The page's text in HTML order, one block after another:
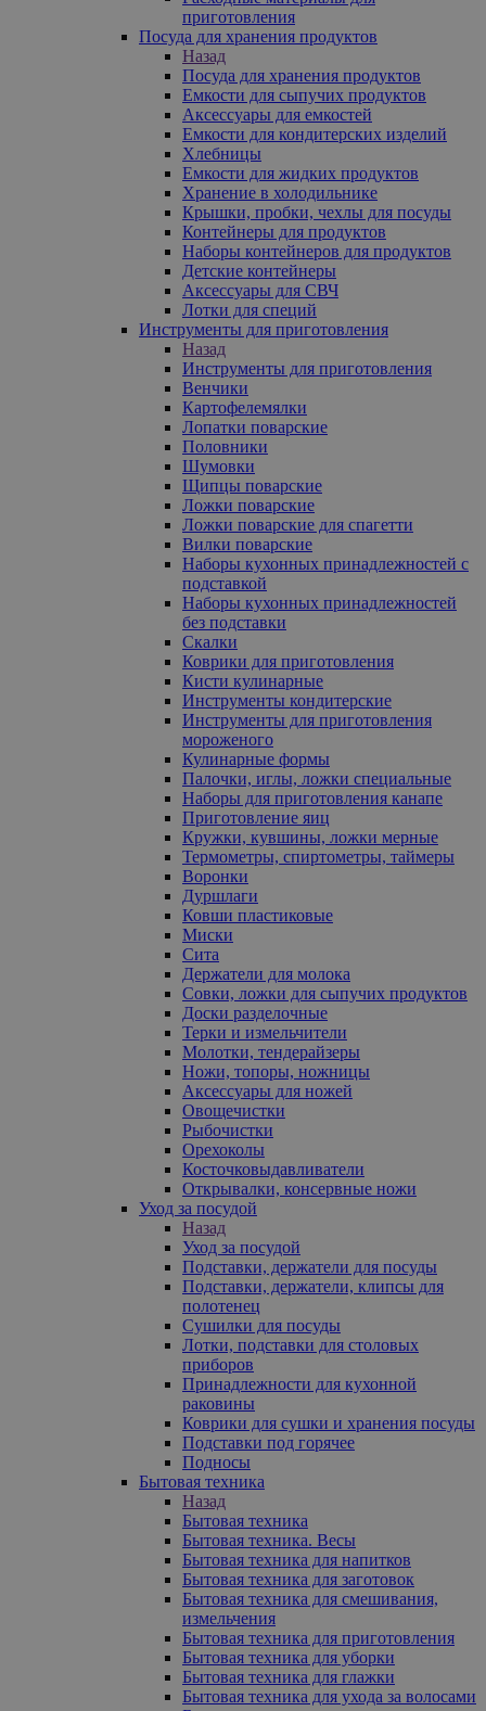
приготовления
Посуда для хранения продуктов
Назад
Посуда для хранения продуктов
Емкости для сыпучих продуктов
Аксессуары для емкостей
Емкости для кондитерских изделий
Хлебницы
Емкости для жидких продуктов
Хранение в холодильнике
Крышки, пробки, чехлы для посуды
Контейнеры для продуктов
Наборы контейнеров для продуктов
Детские контейнеры
Аксессуары для СВЧ
Лотки для специй
Инструменты для приготовления
Назад
Инструменты для приготовления
Венчики
Картофелемялки
Лопатки поварские
Половники
Шумовки
Щипцы поварские
Ложки поварские
Ложки поварские для спагетти
Вилки поварские
Наборы кухонных принадлежностей с
подставкой
Наборы кухонных принадлежностей
без подставки
Скалки
Коврики для приготовления
Кисти кулинарные
Инструменты кондитерские
Инструменты для приготовления
мороженого
Кулинарные формы
Палочки, иглы, ложки специальные
Наборы для приготовления канапе
Приготовление яиц
Кружки, кувшины, ложки мерные
Термометры, спиртометры, таймеры
Воронки
Дуршлаги
Ковши пластиковые
Миски
Сита
Держатели для молока
Совки, ложки для сыпучих продуктов
Доски разделочные
Терки и измельчители
Молотки, тендерайзеры
Ножи, топоры, ножницы
Аксессуары для ножей
Овощечистки
Рыбочистки
Орехоколы
Косточковыдавливатели
Открывалки, консервные ножи
Уход за посудой
Назад
Уход за посудой
Подставки, держатели для посуды
Подставки, держатели, клипсы для
полотенец
Сушилки для посуды
Лотки, подставки для столовых
приборов
Принадлежности для кухонной
раковины
Коврики для сушки и хранения посуды
Подставки под горячее
Подносы
Бытовая техника
Назад
Бытовая техника
Бытовая техника. Весы
Бытовая техника для напитков
Бытовая техника для заготовок
Бытовая техника для смешивания,
измельчения
Бытовая техника для приготовления
Бытовая техника для уборки
Бытовая техника для глажки
Бытовая техника для ухода за волосами